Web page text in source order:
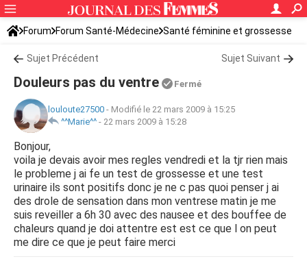
Forum Forum Santé-Médecine Santé féminine et grossesse
Sujet Précédent Sujet Suivant
Douleurs pas du ventre Fermé
louloute27500 - Modifié le 22 mars 2009 à 15:25
^^Marie^^ - 22 mars 2009 à 15:28
Bonjour,
voila je devais avoir mes regles vendredi et la tjr rien mais
le probleme j ai fe un test de grossesse et une test
urinaire ils sont positifs donc je ne c pas quoi penser j ai
des drole de sensation dans mon ventrese matin je me
suis reveiller a 6h 30 avec des nausee et des bouffee de
chaleurs quand je doi attentre est est ce que l on peut
me dire ce que je peut faire merci